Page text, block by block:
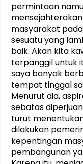
permintaan
masyarakat
sesuatu yang
baik. Akan kita
terpanggil untuk
saya banyak
tempat tinggal
Menurut dia,
sebatas
turut
dilakukan
kepentingan
pembangunan